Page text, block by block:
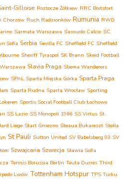
Gilloise Roztocze Żółkiew RRC Boitsfort
Chorzów Ruch Radzionków Rumunia RWD
Sarmata Warszawa Sassuolo Calcio SC
Sofia Serbia Sevilla FC Sheffield FC Sheffield
Sheriff Tyraspol SK Brann Skeid Football
Slavia Praga Sliema Wanderers
SPAL Sparta Miejska Górka Sparta Praga
Sparta Rudna Sparta Wrocław Sporting
Sportis Social Football Club Łochowo
SS Lazio SS Monopoli 1966 SS Virtus St.
Liege Start Gniezno Steaua Bukareszt Stella
St Pauli Sutton United SV Babelsberg 03 SV
Szwajcaria Szwecja Sławia Sofia
Tennis Borussia Berlin Teuta Durres Third
Lwów Tottenham Hotspur TPS Turku